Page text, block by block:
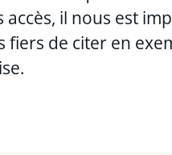
il nous est
de citer en